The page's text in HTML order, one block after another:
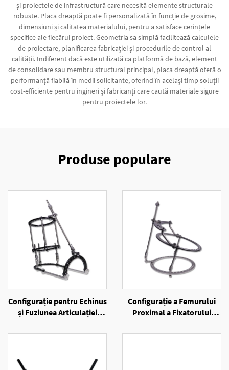
și proiectele de infrastructură care necesită elemente structurale
robuste. Placa dreaptă poate fi personalizată în funcție de grosime,
dimensiuni și calitatea materialului, pentru a satisface cerințele
specifice ale fiecărui proiect. Geometria sa simplă facilitează calculele
de proiectare, planificarea fabricației și procedurile de control al
calității. Indiferent dacă este utilizată ca platformă de bază, element
de consolidare sau membru structural principal, placa dreaptă oferă o
performanță fiabilă în medii solicitante, oferind în același timp soluții
cost-efficiente pentru ingineri și fabricanți care caută materiale sigure
pentru proiectele lor.
Produse populare
Configurație pentru Echinus
și Fuziunea Articulației
cu Inele
Configurație a Femurului
Proximal a Fixatorului